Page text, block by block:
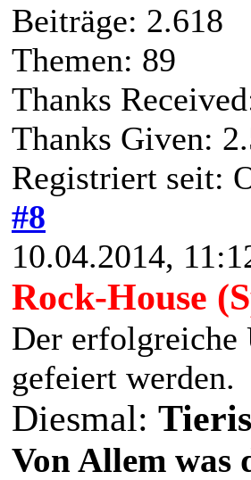
Beiträge: 2.618
Themen: 89
Thanks
Thanks Given:
Registriert seit:
#8
10.04.2014,
Rock-House
Der erfolgreiche
gefeiert werden.
Diesmal:
Von Allem was